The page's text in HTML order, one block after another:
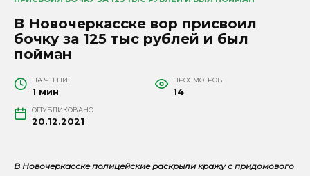
В Новочеркасске вор присвоил
бочку за 125 тыс рублей и был
пойман
НА ЧТЕНИЕ
1 мин
ПРОСМОТРОВ
14
ОПУБЛИКОВАНО
20.12.2021
В Новочеркасске полицейские раскрыли кражу с придомового